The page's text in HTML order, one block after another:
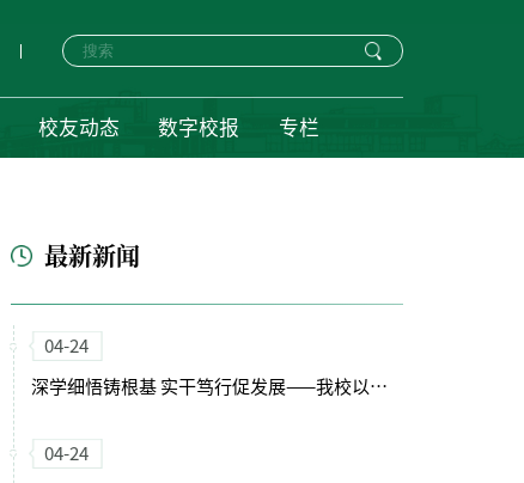
校友动态 数字校报 专栏
最新新闻
04-24
深学细悟铸根基 实干笃行促发展——我校以正确政绩观引领“十五五”开局新征程
04-24